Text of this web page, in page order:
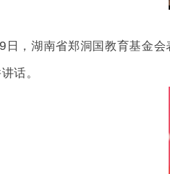
日，湖南省郑洞国教育基金
话。